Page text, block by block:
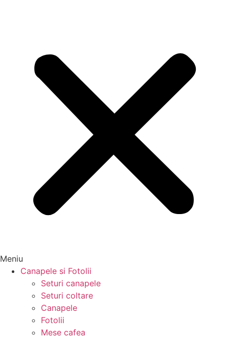
Meniu
Canapele si Fotolii
Seturi canapele
Seturi coltare
Canapele
Fotolii
Mese cafea